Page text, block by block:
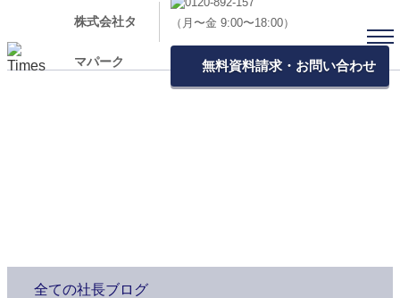
株式会社タ
マパーク
（月〜金 9:00〜18:00）
無料資料請求・お問い合わせ
全ての社長ブログ